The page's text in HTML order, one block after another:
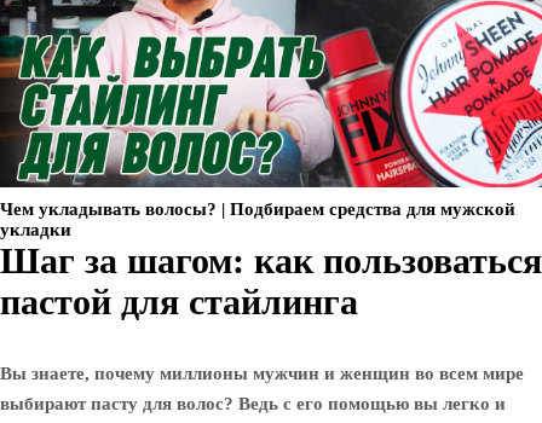
Чем укладывать волосы? | Подбираем средства для мужской
укладки
Шаг за шагом: как пользоваться
пастой для стайлинга
Вы знаете, почему миллионы мужчин и женщин во всем мире
выбирают пасту для волос? Ведь с его помощью вы легко и